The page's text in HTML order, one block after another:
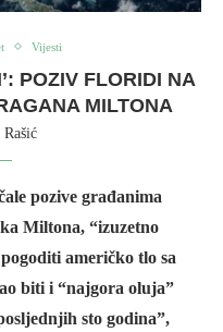
Vijesti
POZIV FLORIDI NA
MILTONA
Rašić
pozive građanima
Miltona, “izuzetno
američko tlo sa
biti i “najgora oluja”
sto godina”,